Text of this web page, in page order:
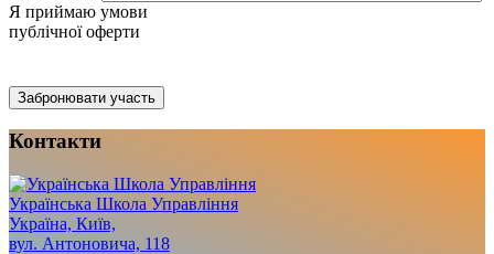
Я приймаю умови
публічної оферти
Контакти
Українська Школа Управління
Україна, Київ,
вул. Антоновича, 118